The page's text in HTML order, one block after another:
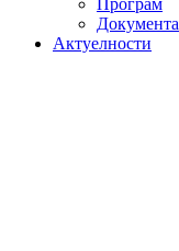
Документа
Актуелности